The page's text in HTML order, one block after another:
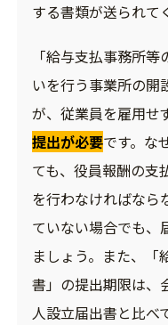
する書類が送られて
「給与支払事務所
いを行う事業所の開
が、従業員を雇用せ
提出が必要です。な
ても、役員報酬の支
を行わなければなら
ていない場合でも、
ましょう。また、「
書」の提出期限は、
人設立届出書と比べ